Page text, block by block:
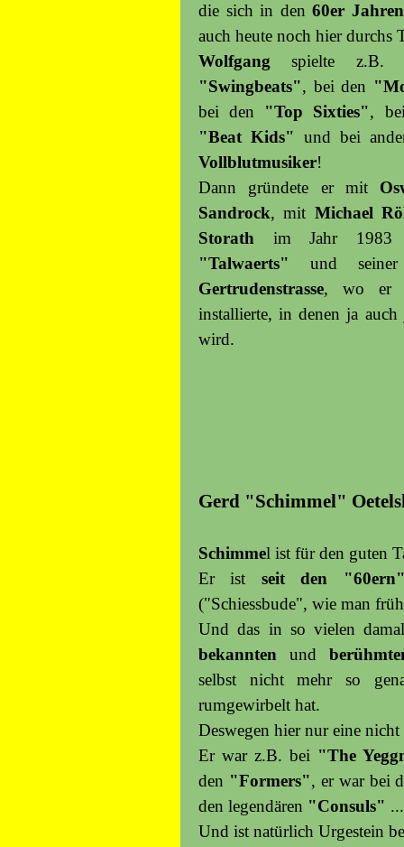
die sich in den60er Jahren
auch heute noch hier durchs
Wolfgang spielte z.B.
"Swingbeats", bei den
bei den "Top Sixties",
"Beat Kids" und bei
Vollblutmusiker!
Dann gründete er mit
Sandrock, mit Michael
Storath im Jahr
"Talwaerts" und
Gertrudenstrasse, wo er
installierte, in denen ja
wird.
Gerd "Schimmel"
Schimmel ist für den guten
Er ist seit den
("Schiessbude", wie man
Und das in so vielen
bekannten und
selbst nicht mehr so
rumgewirbelt hat.
Deswegen hier nur eine
Er war z.B. bei "The
den "Formers", er war bei
den legendären "Consuls" ...
Und ist natürlich Urgestein